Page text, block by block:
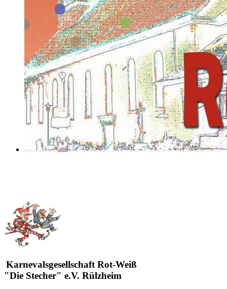
Karnevalsgesellschaft Rot-Weiß
"Die Stecher" e.V. Rülzheim